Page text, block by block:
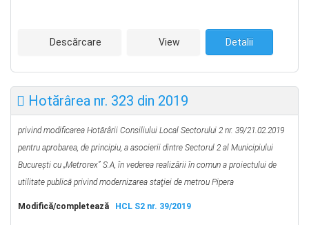
Descărcare View Detalii
Hotărârea nr. 323 din 2019
privind modificarea Hotărârii Consiliului Local Sectorului 2 nr. 39/21.02.2019
pentru aprobarea, de principiu, a asocierii dintre Sectorul 2 al Municipiului
Bucureşti cu „Metrorex” S.A, în vederea realizării în comun a proiectului de
utilitate publică privind modernizarea staţiei de metrou Pipera
Modifică/completează HCL S2 nr. 39/2019